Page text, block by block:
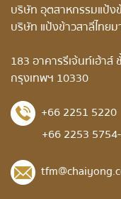
บริษัท อุตสาหกรรมแป้ง
บริษัท แป้งข้าวสาลีไทย
183 อาคารรีเจ้นท์เฮ้า
กรุงเทพฯ 10330
+66 2251 5220
+66 2253